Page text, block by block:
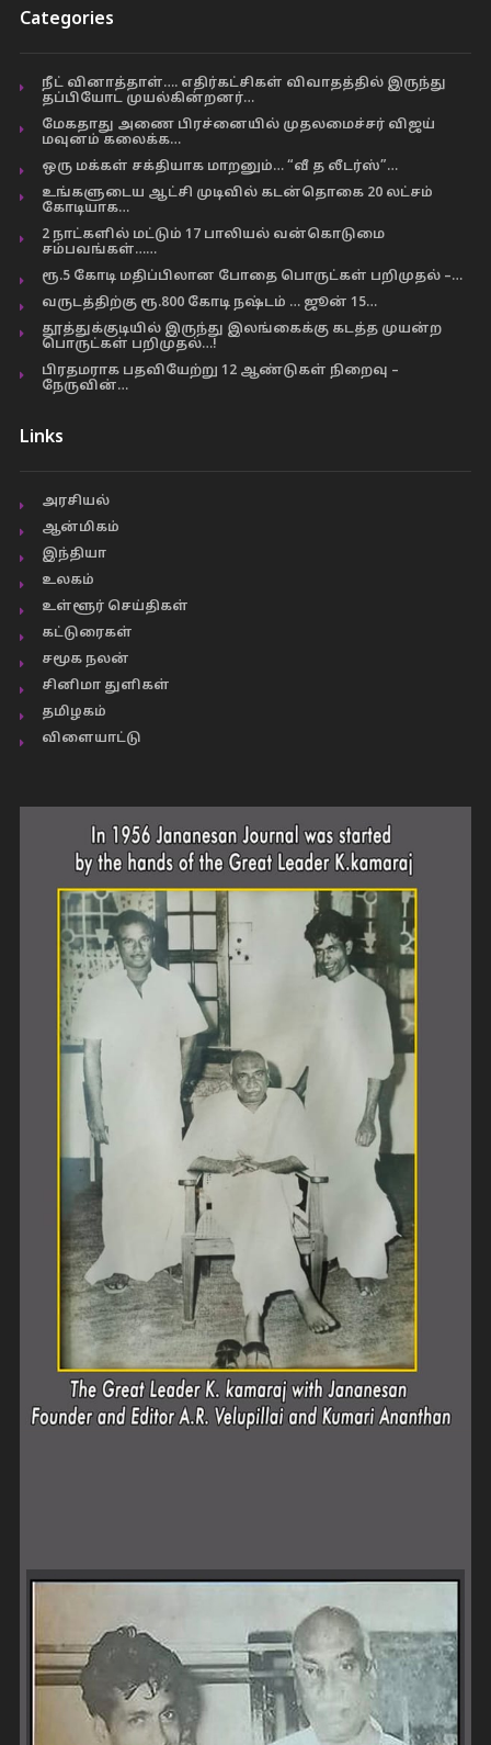
Categories
நீட் வினாத்தாள்…. எதிர்கட்சிகள் விவாதத்தில் இருந்து
தப்பியோட முயல்கின்றனர்…
மேகதாது அணை பிரச்னையில் முதலமைச்சர் விஜய்
மவுனம் கலைக்க…
ஒரு மக்கள் சக்தியாக மாறனும்… “வீ த லீடர்ஸ்”…
உங்களுடைய ஆட்சி முடிவில் கடன்தொகை 20 லட்சம்
கோடியாக…
2 நாட்களில் மட்டும் 17 பாலியல் வன்கொடுமை
சம்பவங்கள்……
ரூ.5 கோடி மதிப்பிலான போதை பொருட்கள் பறிமுதல் –…
வருடத்திற்கு ரூ.800 கோடி நஷ்டம் … ஜூன் 15…
தூத்துக்குடியில் இருந்து இலங்கைக்கு கடத்த முயன்ற
பொருட்கள் பறிமுதல்…!
பிரதமராக பதவியேற்று 12 ஆண்டுகள் நிறைவு –
நேருவின்…
Links
அரசியல்
ஆன்மிகம்
இந்தியா
உலகம்
உள்ளூர் செய்திகள்
கட்டுரைகள்
சமூக நலன்
சினிமா துளிகள்
தமிழகம்
விளையாட்டு